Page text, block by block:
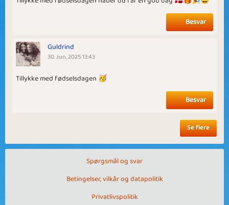
Besvar
Guldrind
30. Jun, 2025 13:43
Tillykke med fødselsdagen 🥳
Besvar
Se flere
Spørgsmål og svar
Betingelser, vilkår og datapolitik
Privatlivspolitik